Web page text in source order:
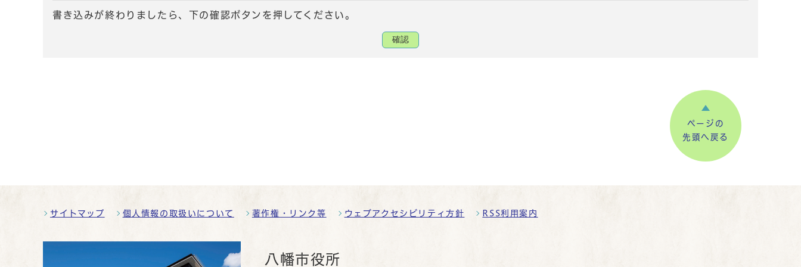
書き込みが終わりましたら、下の確認ボタンを押してください。
確認
ページの
先頭へ戻る
サイトマップ 個人情報の取扱いについて 著作権・リンク等 ウェブアクセシビリティ方針 RSS利用案内
八幡市役所